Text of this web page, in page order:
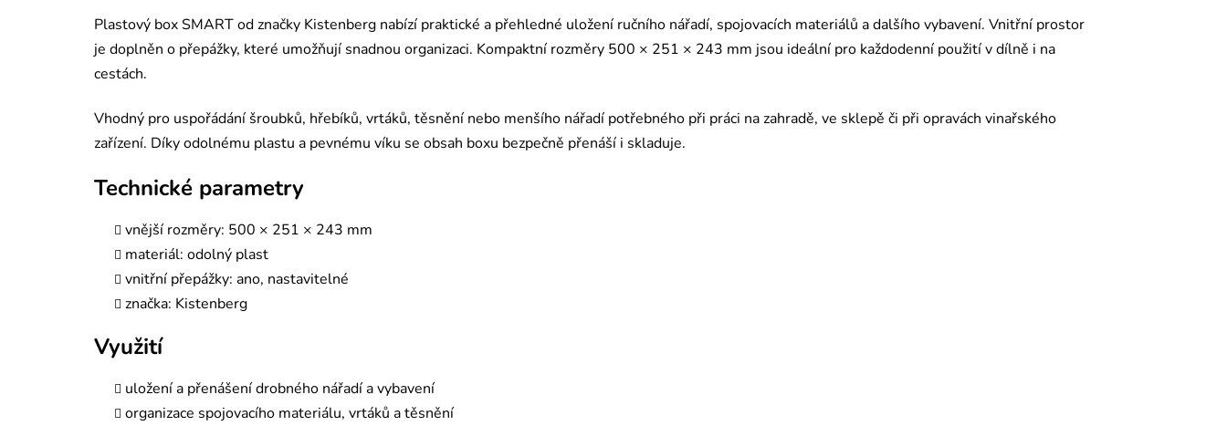
Plastový box SMART od značky Kistenberg nabízí praktické a přehledné uložení ručního nářadí, spojovacích materiálů a dalšího vybavení. Vnitřní prostor
je doplněn o přepážky, které umožňují snadnou organizaci. Kompaktní rozměry 500 × 251 × 243 mm jsou ideální pro každodenní použití v dílně i na
cestách.
Vhodný pro uspořádání šroubků, hřebíků, vrtáků, těsnění nebo menšího nářadí potřebného při práci na zahradě, ve sklepě či při opravách vinařského
zařízení. Díky odolnému plastu a pevnému víku se obsah boxu bezpečně přenáší i skladuje.
Technické parametry
vnější rozměry: 500 × 251 × 243 mm
materiál: odolný plast
vnitřní přepážky: ano, nastavitelné
značka: Kistenberg
Využití
uložení a přenášení drobného nářadí a vybavení
organizace spojovacího materiálu, vrtáků a těsnění